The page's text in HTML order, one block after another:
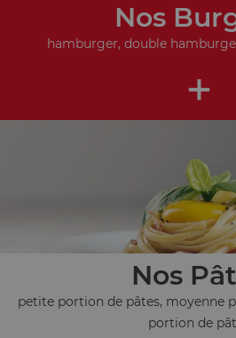
Nos
hamburger, double
+
Nos
petite portion de pâtes, moyenne
portion de